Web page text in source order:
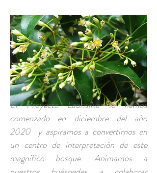
El Proyecto Laurisilva lo hemos
comenzado en diciembre del año
2020 y aspiramos a convertirnos en
un centro de interpretación de este
magnífico bosque. Animamos a